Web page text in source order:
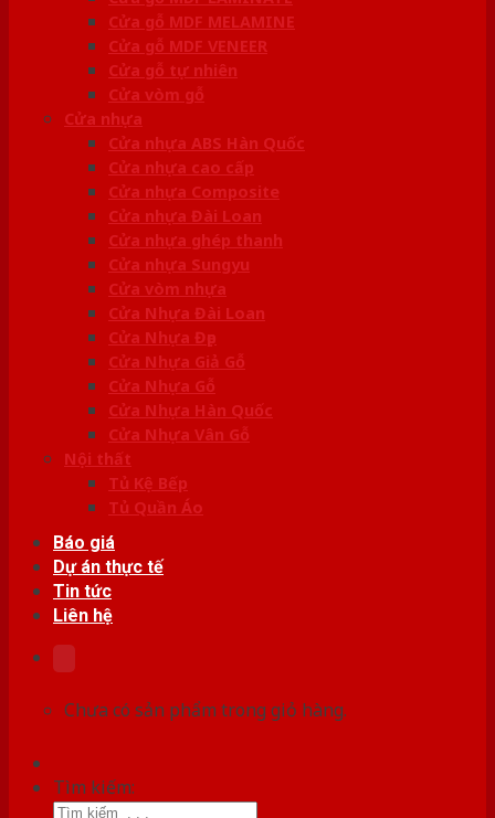
Cửa gỗ MDF MELAMINE
Cửa gỗ MDF VENEER
Cửa gỗ tự nhiên
Cửa vòm gỗ
Cửa nhựa
Cửa nhựa ABS Hàn Quốc
Cửa nhựa cao cấp
Cửa nhựa Composite
Cửa nhựa Đài Loan
Cửa nhựa ghép thanh
Cửa nhựa Sungyu
Cửa vòm nhựa
Cửa Nhựa Đài Loan
Cửa Nhựa Đẹp
Cửa Nhựa Giả Gỗ
Cửa Nhựa Gỗ
Cửa Nhựa Hàn Quốc
Cửa Nhựa Vân Gỗ
Nội thất
Tủ Kệ Bếp
Tủ Quần Áo
Báo giá
Dự án thực tế
Tin tức
Liên hệ
Chưa có sản phẩm trong giỏ hàng.
Tìm kiếm: